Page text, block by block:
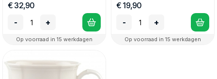
€ 32,90
-
+
Op voorraad in 15 werkdagen
€ 19,90
-
+
Op voorraad in 15 werkdagen